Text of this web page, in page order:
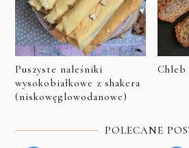
Puszyste naleśniki
wysokobiałkowe z shakera
(niskowęglowodanowe)
Chleb
POLECANE